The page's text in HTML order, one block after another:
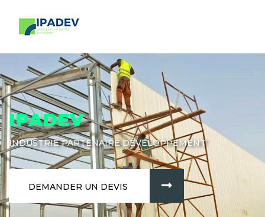
IPADEV
INDUSTRIE PARTENAIRE DÉVELOPPEMENT
DEMANDER UN DEVIS